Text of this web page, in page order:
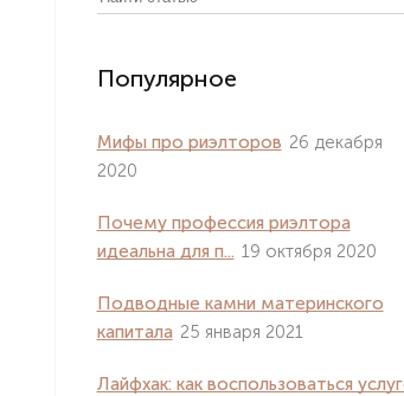
Популярное
Мифы про риэлторов 26 декабря
2020
Почему профессия риэлтора
идеальна для п... 19 октября 2020
Подводные камни материнского
капитала 25 января 2021
Лайфхак: как воспользоваться